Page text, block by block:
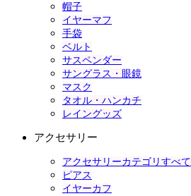
帽子
イヤーマフ
手袋
ベルト
サスペンダー
サングラス・眼鏡
マスク
タオル・ハンカチ
レイングッズ
アクセサリー
アクセサリーカテゴリすべて
ピアス
イヤーカフ